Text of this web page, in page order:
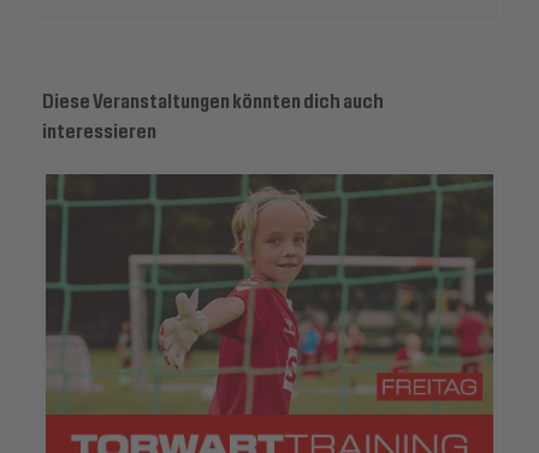
Diese Veranstaltungen könnten dich auch
interessieren